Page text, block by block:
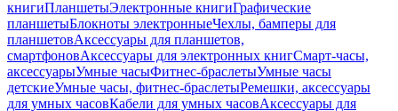
книгиПланшетыЭлектронные книгиГрафические
планшетыБлокноты электронныеЧехлы, бамперы для
планшетовАксессуары для планшетов,
смартфоновАксессуары для электронных книгСмарт-часы,
аксессуарыУмные часыФитнес-браслетыУмные часы
детскиеУмные часы, фитнес-браслетыРемешки, аксессуары
для умных часовКабели для умных часовАксессуары для